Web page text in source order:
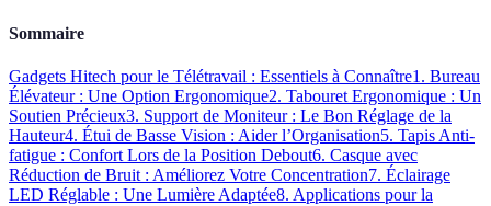
Sommaire
Gadgets Hitech pour le Télétravail : Essentiels à Connaître1. Bureau
Élévateur : Une Option Ergonomique2. Tabouret Ergonomique : Un
Soutien Précieux3. Support de Moniteur : Le Bon Réglage de la
Hauteur4. Étui de Basse Vision : Aider l’Organisation5. Tapis Anti-
fatigue : Confort Lors de la Position Debout6. Casque avec
Réduction de Bruit : Améliorez Votre Concentration7. Éclairage
LED Réglable : Une Lumière Adaptée8. Applications pour la